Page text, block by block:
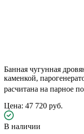
Банная чугунная
каменкой,
расчитана на парное
Цена: 47 720 руб.
В наличии